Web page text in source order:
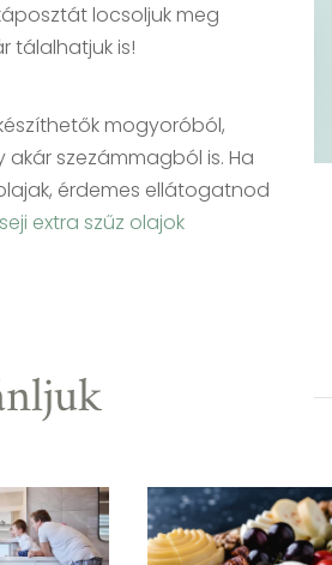
locsoljuk meg
tálalhatjuk is!
mogyoróból,
szezámmagból is. Ha
érdemes ellátogatnod
extra szűz olajok